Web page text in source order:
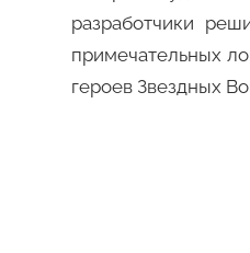
разработчики
примечательных
героев Звездных